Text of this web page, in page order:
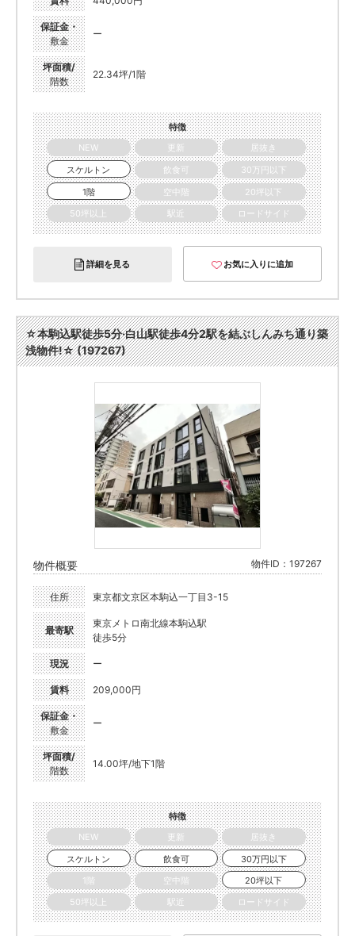
保証金・
敷金
ー
坪面積/
階数
22.34坪/1階
特徴
NEW
更新
居抜き
スケルトン
飲食可
30万円以下
1階
空中階
20坪以下
50坪以上
駅近 ロードサイド
詳細を見る お気に入りに追加
☆本駒込駅徒歩5分·白山駅徒歩4分2駅を結ぶしんみち通り築
浅物件!☆ (197267)
物件概要 物件ID：197267
住所 東京都文京区本駒込一丁目3-15
最寄駅
東京メトロ南北線本駒込駅
徒歩5分
現況 ー
賃料 209,000円
保証金・
敷金
ー
坪面積/
階数
14.00坪/地下1階
特徴
NEW
更新
居抜き
スケルトン
飲食可
30万円以下
1階
空中階
20坪以下
50坪以上
駅近 ロードサイド